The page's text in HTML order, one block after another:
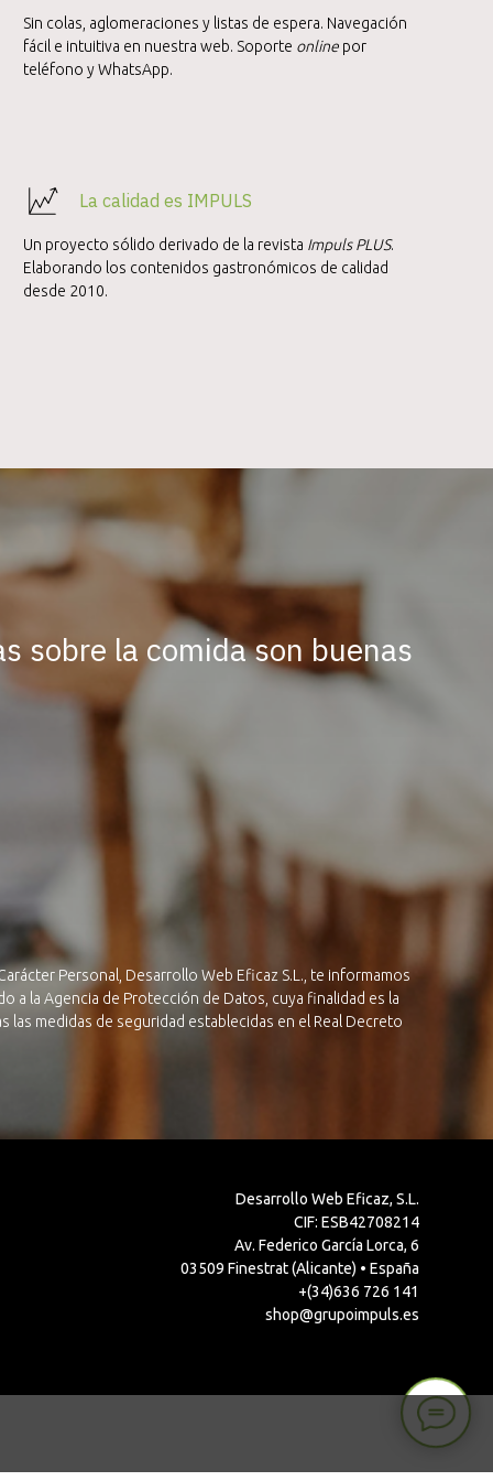
Sin colas, aglomeraciones y listas de espera. Navegación
fácil e intuitiva en nuestra web. Soporte online por
teléfono y WhatsApp.
La calidad es IMPULS
Un proyecto sólido derivado de la revista Impuls PLUS.
Elaborando los contenidos gastronómicos de calidad
desde 2010.
sobre la comida son buenas
Personal, Desarrollo Web Eficaz S.L., te informamos
la Agencia de Protección de Datos, cuya finalidad es la
medidas de seguridad establecidas en el Real Decreto
Desarrollo Web Eficaz, S.L.
CIF: ESB42708214
Av. Federico García Lorca, 6
03509 Finestrat (Alicante) • España
+(34)636 726 141
shop@grupoimpuls.es